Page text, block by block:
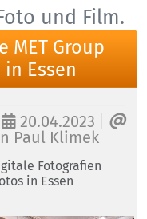
und Film.
MET Group
Essen
20.04.2023
Paul Klimek
Fotografien
in Essen